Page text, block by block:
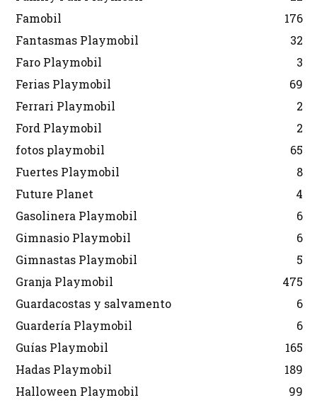
Famobil
176
Fantasmas Playmobil
32
Faro Playmobil
3
Ferias Playmobil
69
Ferrari Playmobil
2
Ford Playmobil
2
fotos playmobil
65
Fuertes Playmobil
8
Future Planet
4
Gasolinera Playmobil
6
Gimnasio Playmobil
6
Gimnastas Playmobil
5
Granja Playmobil
475
Guardacostas y salvamento
6
Guardería Playmobil
6
Guías Playmobil
165
Hadas Playmobil
189
Halloween Playmobil
99